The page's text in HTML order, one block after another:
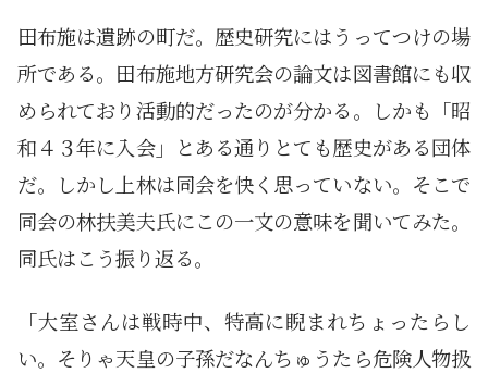
田布施は遺跡の町だ。歴史研究にはうってつけの場
所である。田布施地方研究会の論文は図書館にも収
められており活動的だったのが分かる。しかも「昭
和４３年に入会」とある通りとても歴史がある団体
だ。しかし上林は同会を快く思っていない。そこで
同会の林扶美夫氏にこの一文の意味を聞いてみた。
同氏はこう振り返る。
「大室さんは戦時中、特高に睨まれちょったらし
い。そりゃ天皇の子孫だなんちゅうたら危険人物扱